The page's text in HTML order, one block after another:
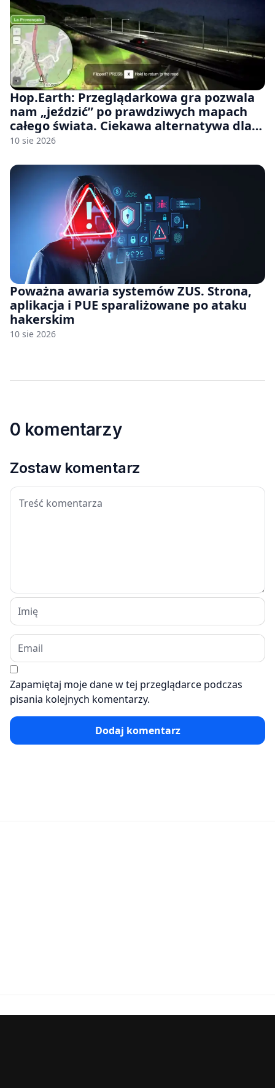
Hop.Earth: Przeglądarkowa gra pozwala
nam „jeździć” po prawdziwych mapach
całego świata. Ciekawa alternatywa dla
Google Street View
10 sie 2026
Poważna awaria systemów ZUS. Strona,
aplikacja i PUE sparaliżowane po ataku
hakerskim
10 sie 2026
0 komentarzy
Zostaw komentarz
Zapamiętaj moje dane w tej przeglądarce podczas
pisania kolejnych komentarzy.
Dodaj komentarz